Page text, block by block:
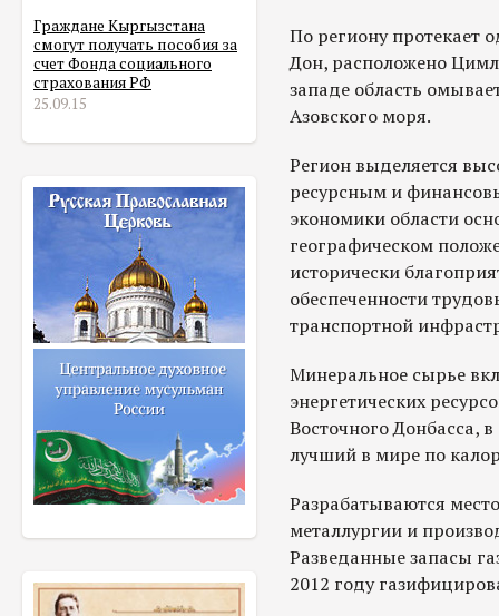
Граждане Кыргызстана
смогут получать пособия за
счет Фонда социального
страхования РФ
25.09.15
По региону протекает
Дон, расположено
западе область
Азовского моря.
Регион выделяется
ресурсным и
экономики области
географическом
исторически
обеспеченности
транспортной
Минеральное сырье
энергетических
Восточного Донбасса,
лучший в мире по
Разрабатываются
металлургии и
Разведанные запасы
2012 году